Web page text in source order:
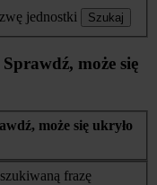
jednostki Szukaj
Sprawdź, może się
może się ukryło
frazę